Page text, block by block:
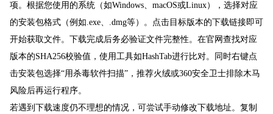
项。根据您使用的系统（如Windows、macOS或Linux），选择对应
的安装包格式（例如.exe、.dmg等）。点击目标版本的下载链接即可
开始获取文件。下载完成后务必验证文件完整性。在官网查找对应
版本的SHA256校验值，使用工具如HashTab进行比对。同时右键点
击安装包选择“用杀毒软件扫描”，推荐火绒或360安全卫士排除木马
风险后再运行程序。
若遇到下载速度仍不理想的情况，可尝试手动修改下载地址。复制